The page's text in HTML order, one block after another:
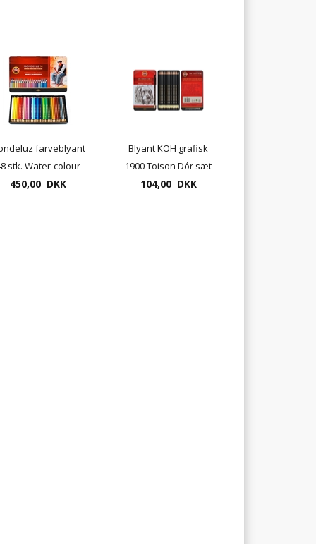
farveblyant
stk. Water-colour
metalæske
450,00 DKK
Blyant KOH grafisk
1900 Toison Dór sæt
med 12stk.
104,00 DKK